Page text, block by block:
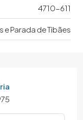
4710-611
e Parada de Tibães